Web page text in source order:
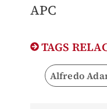
APC
TAGS
Alfredo